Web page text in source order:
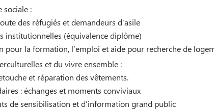
sociale :
des réfugiés et demandeurs d’asile
institutionnelles (équivalence diplôme)
pour la formation, l’emploi et aide pour recherche de
et du vivre ensemble :
et réparation des vêtements.
: échanges et moments conviviaux
de sensibilisation et d’information grand public